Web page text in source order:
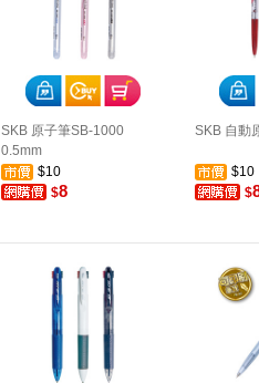
SKB 原子筆SB-1000
0.5mm
$10
$8
SKB 自動
$10
$